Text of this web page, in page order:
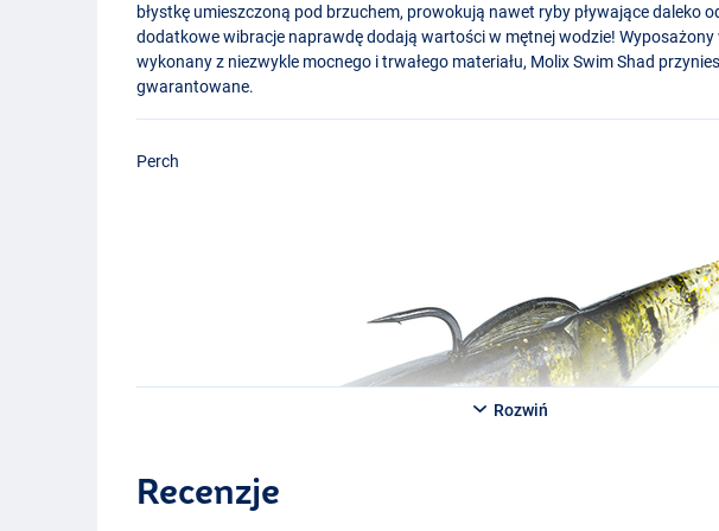
błystkę umieszczoną pod brzuchem, prowokują nawet ryby pływające daleko
dodatkowe wibracje naprawdę dodają wartości w mętnej wodzie!
wykonany z niezwykle mocnego i trwałego materiału, Molix Swim Shad
gwarantowane.
Perch
Rozwiń
Recenzje